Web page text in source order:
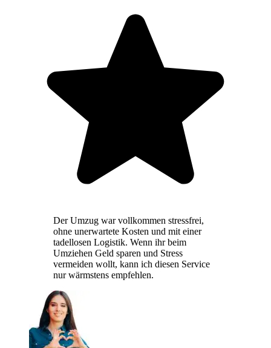
Der Umzug war vollkommen stressfrei,
ohne unerwartete Kosten und mit einer
tadellosen Logistik. Wenn ihr beim
Umziehen Geld sparen und Stress
vermeiden wollt, kann ich diesen Service
nur wärmstens empfehlen.